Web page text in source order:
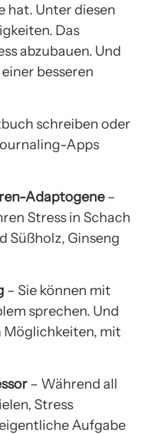
hat. Unter diesen
Das
abzubauen. Und
besseren
schreiben oder
Apps
Adaptogene–
Stress in Schach
Süßholz, Ginseng
– Sie können mit
sprechen. Und
Möglichkeiten, mit
– Während all
Stress
Aufgabe